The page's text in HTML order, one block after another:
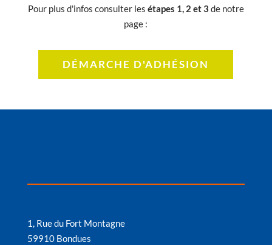
Pour plus d'infos consulter les étapes 1, 2 et 3de notre
page :
DÉMARCHE D'ADHÉSION
1, Rue du Fort Montagne
59910 Bondues